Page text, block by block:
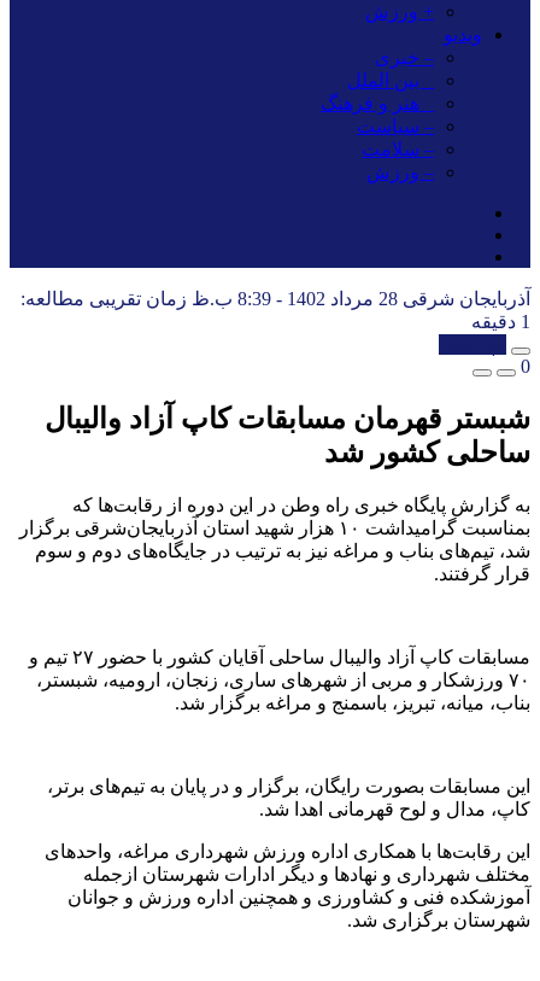
+ ورزش
ویدیو
– خبری
_ بین الملل
_ هنر و فرهنگ
– سیاست
– سلامت
– ورزش
آذربایجان شرقی 28 مرداد 1402 - 8:39 ب.ظ
زمان تقریبی مطالعه:
1 دقیقه
0
شبستر قهرمان مسابقات کاپ آزاد والیبال
ساحلی کشور شد
به گزارش پایگاه خبری راه وطن در این دوره از رقابت‌ها که
بمناسبت گرامیداشت ۱۰ هزار شهید استان آذربایجان‌شرقی برگزار
شد، تیم‌های بناب و مراغه نیز به ترتیب در جایگاه‌های دوم و سوم
قرار گرفتند.
مسابقات کاپ آزاد والیبال ساحلی آقایان کشور با حضور ۲۷ تیم و
۷۰ ورزشکار و مربی از شهرهای ساری، زنجان، ارومیه، شبستر،
بناب، میانه، تبریز، باسمنج و مراغه برگزار شد.
این مسابقات بصورت رایگان، برگزار و در پایان به تیم‌های برتر،
کاپ، مدال و لوح قهرمانی اهدا شد.
این رقابت‌ها با همکاری اداره ورزش شهرداری مراغه، واحدهای
مختلف شهرداری و نهادها و دیگر ادارات شهرستان ازجمله
آموزشکده فنی و کشاورزی و همچنین اداره ورزش و جوانان
شهرستان برگزاری شد.